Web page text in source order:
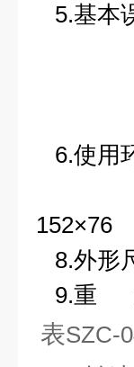
5.基本
0.2
6.使用
相
152×76
8.外形
9.重
表SZC-